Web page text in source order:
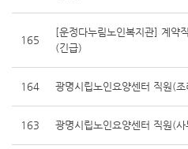
165
[운정다누림노인복지관] 계약
(긴급)
164 광명시립노인요양센터 직원(
163 광명시립노인요양센터 직원(